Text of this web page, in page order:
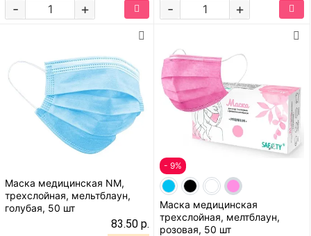
+
- +
-
Маска медицинская NM,
трехслойная, мельтблаун,
голубая, 50 шт
83.50 р.
- 9%
Маска медицинская
трехслойная, мелтблаун,
розовая, 50 шт